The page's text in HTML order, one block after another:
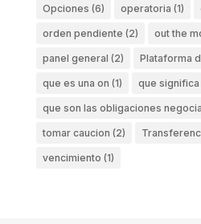
Opciones (6) operatoria (1)
orden pendiente (2) out the
panel general (2) Plataforma
que es una on (1) que
que son las obligaciones
tomar caucion (2)
vencimiento (1)